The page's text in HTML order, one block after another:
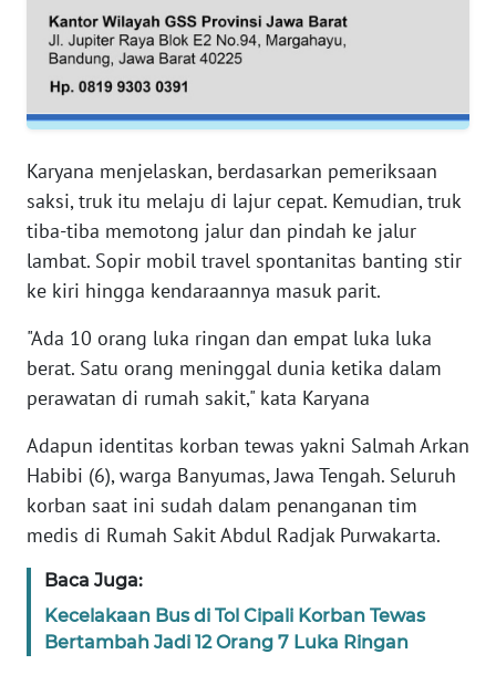
Karyana menjelaskan, berdasarkan pemeriksaan
saksi, truk itu melaju di lajur cepat. Kemudian, truk
tiba-tiba memotong jalur dan pindah ke jalur
lambat. Sopir mobil travel spontanitas banting stir
ke kiri hingga kendaraannya masuk parit.
"Ada 10 orang luka ringan dan empat luka luka
berat. Satu orang meninggal dunia ketika dalam
perawatan di rumah sakit," kata Karyana
Adapun identitas korban tewas yakni Salmah Arkan
Habibi (6), warga Banyumas, Jawa Tengah. Seluruh
korban saat ini sudah dalam penanganan tim
medis di Rumah Sakit Abdul Radjak Purwakarta.
Baca Juga:
Kecelakaan Bus di Tol Cipali Korban Tewas
Bertambah Jadi 12 Orang 7 Luka Ringan
WN
NTT
WN
PAPUA
WN
PAPUA
BARAT
WN
SERAMBI
WN
WN